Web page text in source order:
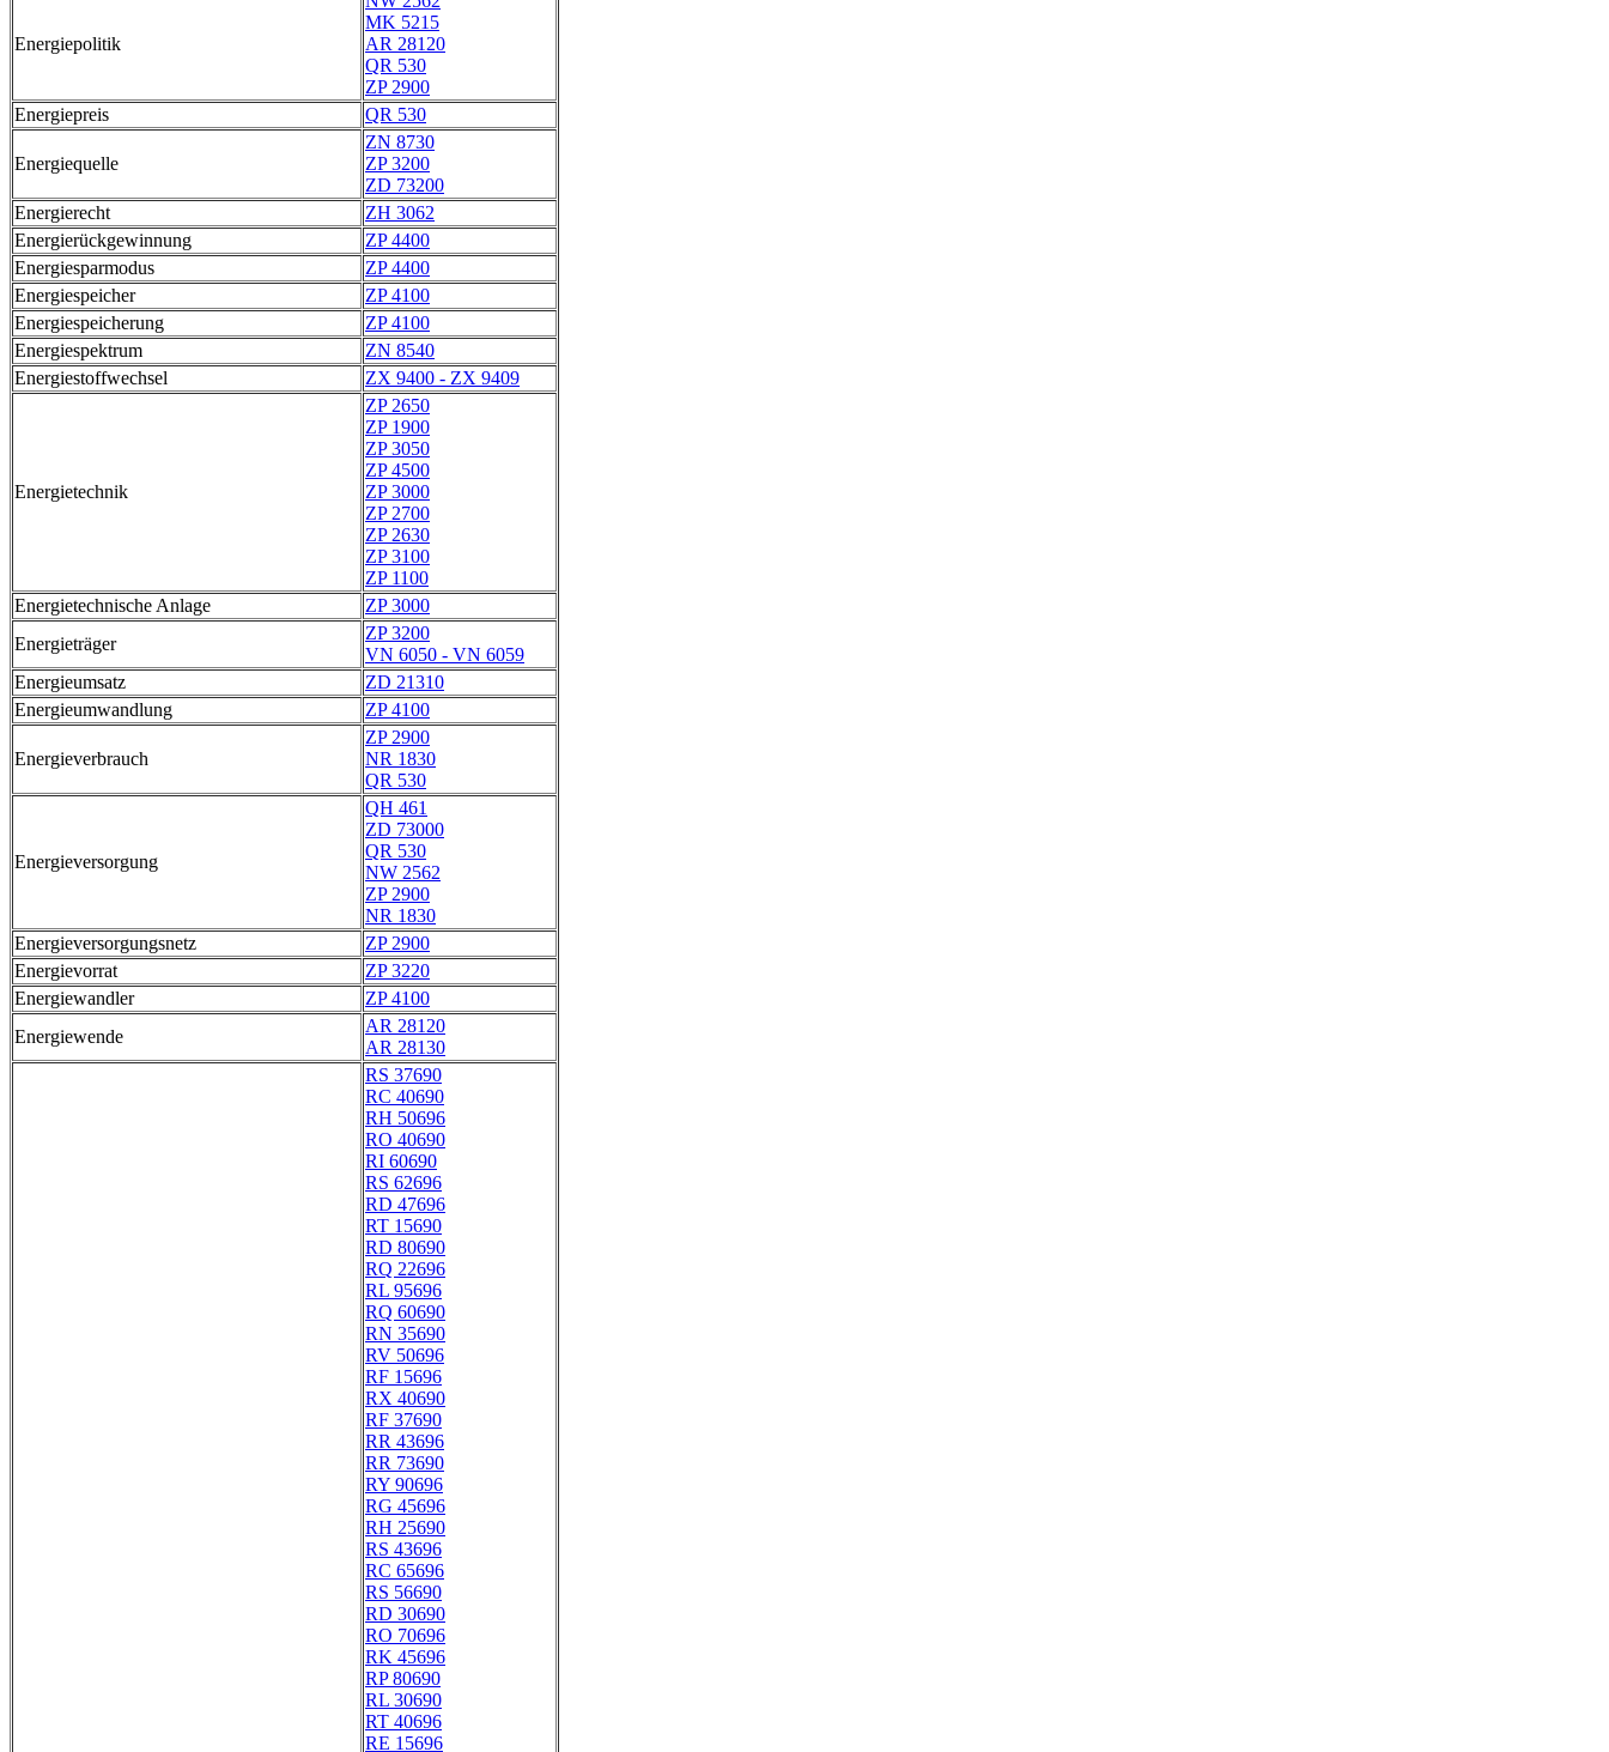
Energiepolitik
MK 5215
AR 28120
QR 530
ZP 2900
Energiepreis
QR 530
Energiequelle
ZN 8730
ZP 3200
ZD 73200
Energierecht
ZH 3062
Energierückgewinnung
ZP 4400
Energiesparmodus
ZP 4400
Energiespeicher
ZP 4100
Energiespeicherung
ZP 4100
Energiespektrum
ZN 8540
Energiestoffwechsel
ZX 9400 - ZX 9409
Energietechnik
ZP 2650
ZP 1900
ZP 3050
ZP 4500
ZP 3000
ZP 2700
ZP 2630
ZP 3100
ZP 1100
Energietechnische Anlage
ZP 3000
Energieträger
ZP 3200
VN 6050 - VN 6059
Energieumsatz
ZD 21310
Energieumwandlung
ZP 4100
Energieverbrauch
ZP 2900
NR 1830
QR 530
Energieversorgung
QH 461
ZD 73000
QR 530
NW 2562
ZP 2900
NR 1830
Energieversorgungsnetz
ZP 2900
Energievorrat
ZP 3220
Energiewandler
ZP 4100
Energiewende
AR 28120
AR 28130
RS 37690
RC 40690
RH 50696
RO 40690
RI 60690
RS 62696
RD 47696
RT 15690
RD 80690
RQ 22696
RL 95696
RQ 60690
RN 35690
RV 50696
RF 15696
RX 40690
RF 37690
RR 43696
RR 73690
RY 90696
RG 45696
RH 25690
RS 43696
RC 65696
RS 56690
RD 30690
RO 70696
RK 45696
RP 80690
RL 30690
RT 40696
RE 15696